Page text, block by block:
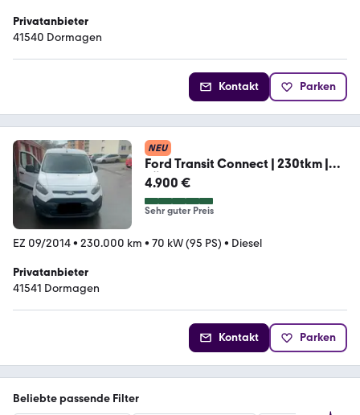
Privatanbieter
41540 Dormagen
Kontakt Parken
NEU
Ford Transit Connect | 230tkm |
TÜV Neu
4.900 €
Sehr guter Preis
EZ 09/2014• 230.000 km • 70 kW (95 PS) • Diesel
Privatanbieter
41541 Dormagen
Kontakt Parken
Beliebte passende Filter